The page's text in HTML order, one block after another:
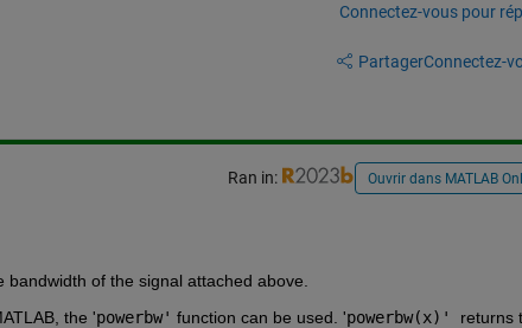
Connectez-vous pour
PartagerConnectez-
Ran in: Ouvrir dans MATLAB
of the signal attached above.
the 'powerbw' function can be used. 'powerbw(x)' returns